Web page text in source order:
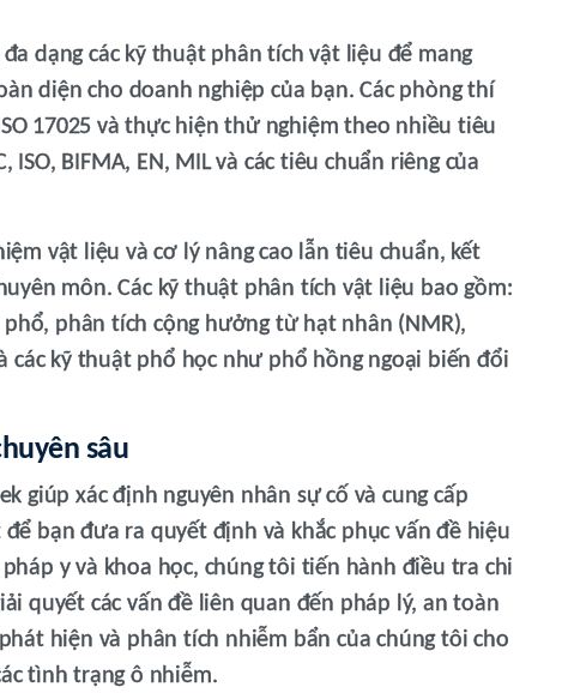
dạng các kỹ thuật phân tích vật liệu để mang
diện cho doanh nghiệp của bạn. Các phòng thí
17025 và thực hiện thử nghiệm theo nhiều tiêu
ISO, BIFMA, EN, MIL và các tiêu chuẩn riêng của
vật liệu và cơ lý nâng cao lẫn tiêu chuẩn, kết
môn. Các kỹ thuật phân tích vật liệu bao gồm:
phân tích cộng hưởng từ hạt nhân (NMR),
kỹ thuật phổ học như phổ hồng ngoại biến đổi
sâu
giúp xác định nguyên nhân sự cố và cung cấp
bạn đưa ra quyết định và khắc phục vấn đề hiệu
y và khoa học, chúng tôi tiến hành điều tra chi
quyết các vấn đề liên quan đến pháp lý, an toàn
hiện và phân tích nhiễm bẩn của chúng tôi cho
tình trạng ô nhiễm.